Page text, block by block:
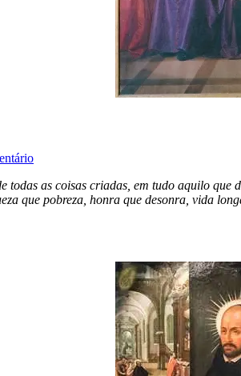
todas as coisas criadas, em tudo aquilo
que pobreza, honra que desonra, vida